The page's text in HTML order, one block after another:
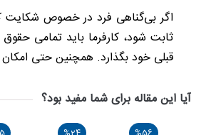
اگر بی‌گناهی فرد در خصوص شکایت
ثابت شود، کارفرما باید تمامی
قبلی خود بگذارد. همچنین حتی
آیا این مقاله برای شما مفید بود؟